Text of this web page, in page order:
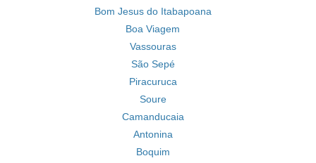
Bom Jesus do Itabapoana
Boa Viagem
Vassouras
São Sepé
Piracuruca
Soure
Camanducaia
Antonina
Boquim